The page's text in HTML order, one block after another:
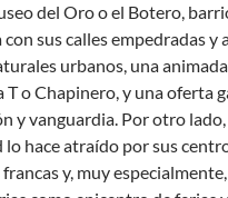
del Oro o el Botero,
con sus calles empedradas
urbanos, una
T o Chapinero, y una oferta
y vanguardia. Por otro
lo hace atraído por sus
y, muy